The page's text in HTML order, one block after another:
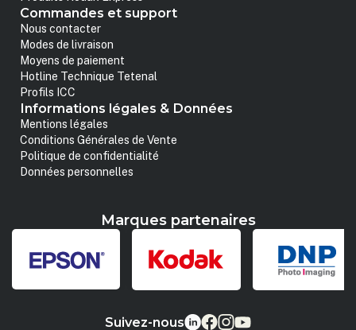
Commandes et support
Nous contacter
Modes de livraison
Moyens de paiement
Hotline Technique Tetenal
Profils ICC
Informations légales & Données
Mentions légales
Conditions Générales de Vente
Politique de confidentialité
Données personnelles
Marques partenaires
Suivez-nous